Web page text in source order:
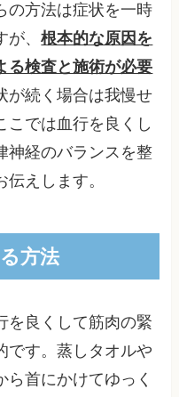
の方法は症状を一時
が、根本的な原因を
る検査と施術が必要
が続く場合は我慢せ
こでは血行を良くし
神経のバランスを整
えします。
方法
を良くして筋肉の緊
です。蒸しタオルや
首にかけてゆっく